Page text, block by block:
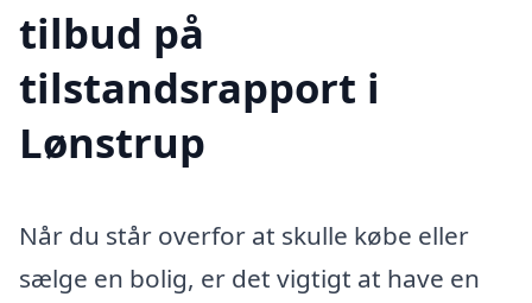
tilbud på
tilstandsrapport i
Lønstrup
Når du står overfor at skulle købe eller
sælge en bolig, er det vigtigt at have en